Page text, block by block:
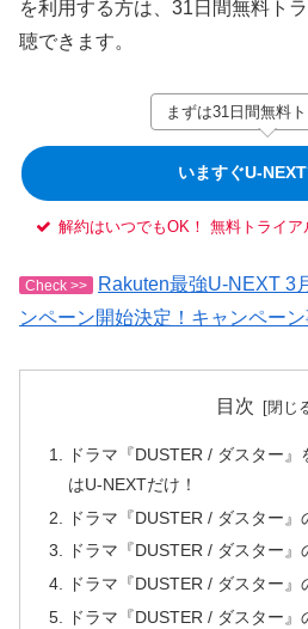
を利用する方は、31日間無料ト
聴できます。
まずは31日間無料
いますぐU-
解約はいつでもOK！ 無料トライア
Check >>
Rakuten最強U-NEXT 3
ンペーン開始決定！キャンペー
目次
ドラマ『DUSTER / ダスター
はU-NEXTだけ！
ドラマ『DUSTER / ダスター』
ドラマ『DUSTER / ダスター』
ドラマ『DUSTER / ダスター
ドラマ『DUSTER / ダスター』